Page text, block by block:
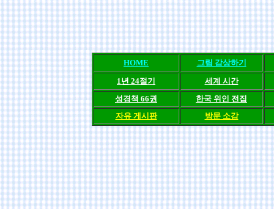
HOME
그림 감상하기
1년 24절기
세계 시간
성경책 66권
한국 위인 전집
자유 게시판
방문 소감